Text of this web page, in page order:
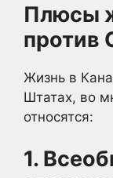
Плюсы
Жизнь в
Штатах, во
относятся:
1.